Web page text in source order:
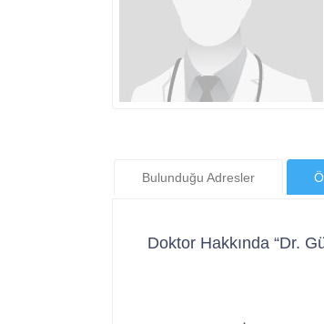
Bulunduğu Adresler
Doktor Hakkında “Dr.